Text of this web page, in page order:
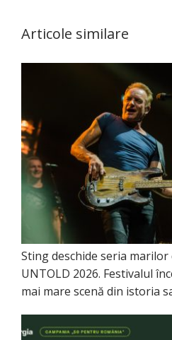
Articole similare
Sting deschide seria marilor
UNTOLD 2026. Festivalul
mai mare scenă din istoria